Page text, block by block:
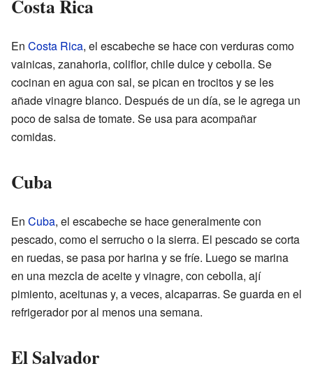
Costa Rica
En Costa Rica, el escabeche se hace con verduras como
vainicas, zanahoria, coliflor, chile dulce y cebolla. Se
cocinan en agua con sal, se pican en trocitos y se les
añade vinagre blanco. Después de un día, se le agrega un
poco de salsa de tomate. Se usa para acompañar
comidas.
Cuba
En Cuba, el escabeche se hace generalmente con
pescado, como el serrucho o la sierra. El pescado se corta
en ruedas, se pasa por harina y se fríe. Luego se marina
en una mezcla de aceite y vinagre, con cebolla, ají
pimiento, aceitunas y, a veces, alcaparras. Se guarda en el
refrigerador por al menos una semana.
El Salvador